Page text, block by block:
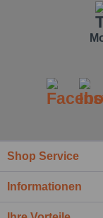
Shop Service
Informationen